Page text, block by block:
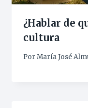
¿Hablar de
cultura
Por María José